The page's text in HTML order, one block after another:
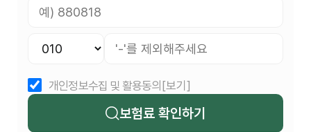
개인정보수집 및 활용동의 [보기]
보험료 확인하기